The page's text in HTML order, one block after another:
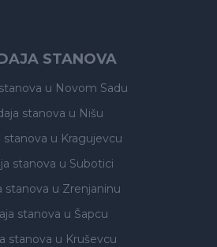
STANOVA
u Novom Sadu
stanova u Nišu
stanova u Kragujevcu
stanova u Subotici
stanova u Zrenjaninu
stanova u Šapcu
stanova u Kruševcu